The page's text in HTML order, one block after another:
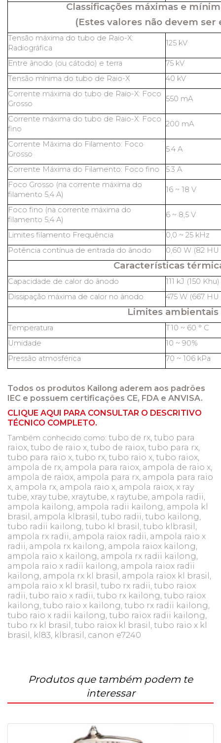
Classificações máximas e
(Estes valores não devem ser
Tensão máxima do tubo de Raio-X:
Radiográfica
125 kV
Entre ânodo (ou cátodo) e terra
75 kV
Tensão mínima do tubo de Raio-X
40 kV
Corrente máxima do tubo de Raio-X: Foco
Grosso
550 mA
Corrente máxima do tubo de Raio-X: Foco
fino
200 mA
Corrente Máxima do Filamento: Foco
Grosso
5.4 A
Corrente Máxima do Filamento: Foco fino
5.3 A
Foco Grosso (na corrente máxima do
filamento 5,4 A)
16 ~ 18 V
Foco fino (na corrente máxima do
filamento 5,4 A)
6 ~ 8,5 V
Limites filamento Frequência
0,0 ~ 25 kHz
Potência contínua de entrada do ânodo
0,60 W (82 HU
Características
Capacidade de calor do ânodo
111 kJ (150 Khu)
Dissipação máxima de calor no ânodo
475 W (667 HU
Limites ambientais
Temperatura
T10 ~ 60 ° C
Umidade
10 ~ 90%
Pressão atmosférica
70 ~ 106 kPa
Todos os produtos Kailong aderem aos padrões
IEC e possuem certificações CE, FDA e ANVISA.
CLIQUE AQUI PARA CONSULTAR O DESCRITIVO
TÉCNICO COMPLETO.
Também conhecido como: tubo de rx, tubo para
raiox, tubo de raio x, tubo de raiox, tubo para rx,
tubo para raio x, tubo rx, tubo raio x, tubo raiox,
ampola de rx, ampola para raiox, ampola de raio x,
ampola de raiox, ampola para rx, ampola para raio
x, ampola rx, ampola raio x, ampola raiox, x ray
tube, xray tube, xraytube, x raytube, ampola radii,
ampola kailong, ampola radii kailong, ampola kl
brasil, ampola klbrasil, tubo radii, tubo kailong,
tubo radii kailong, tubo kl brasil, tubo klbrasil,
ampola rx radii, ampola raiox radii, ampola raio x
radii, ampola rx kailong, ampola raiox kailong,
ampola raio x kailong, ampola rx radii kailong,
ampola raio x radii kailong, ampola raiox radii
kailong, ampola rx kl brasil, ampola raiox kl brasil,
ampola raio x kl brasil, tubo rx radii, tubo raiox
radii, tubo raio x radii, tubo rx kailong, tubo raiox
kailong, tubo raio x kailong, tubo rx radii kailong,
tubo raio x radii kailong, tubo raiox radii kailong,
tubo rx kl brasil, tubo raiox kl brasil, tubo raio x kl
brasil, kl83, klbrasil, canon e7240
Produtos que também podem te
interessar